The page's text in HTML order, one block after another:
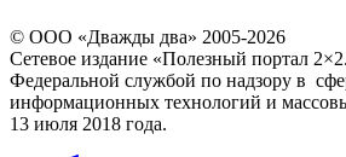
© ООО «Дважды два» 2005-2026
Сетевое издание «Полезный портал
Федеральной службой по надзору в
информационных технологий и
13 июля 2018 года.